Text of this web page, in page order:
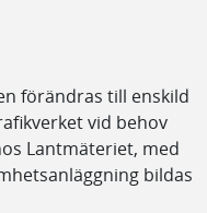
förändras till enskild
vid behov
Lantmäteriet, med
bildas